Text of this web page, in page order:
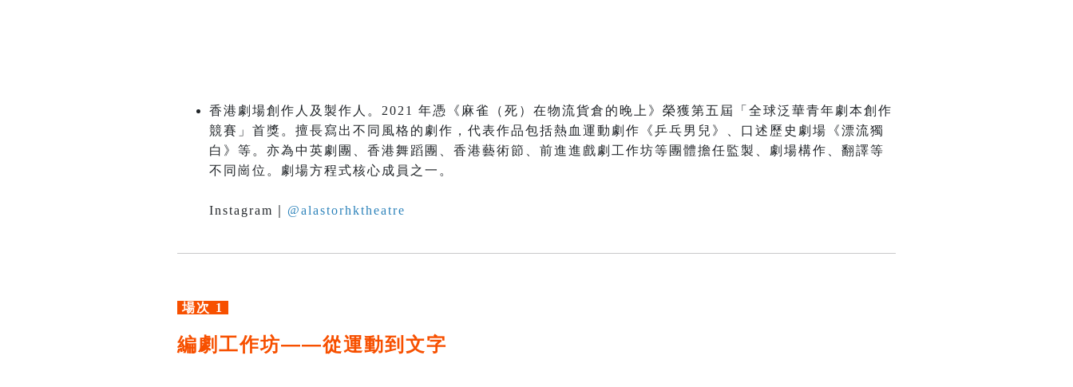
香港劇場創作人及製作人。2021 年憑《麻雀（死）在物流貨倉的晚上》榮獲第五屆「全球泛華青年劇本創作
競賽」首獎。擅長寫出不同風格的劇作，代表作品包括熱血運動劇作《乒乓男兒》、口述歷史劇場《漂流獨
白》等。亦為中英劇團、香港舞蹈團、香港藝術節、前進進戲劇工作坊等團體擔任監製、劇場構作、翻譯等
不同崗位。劇場方程式核心成員之一。
Instagram｜ @alastorhktheatre
場次 1
編劇工作坊——從運動到文字